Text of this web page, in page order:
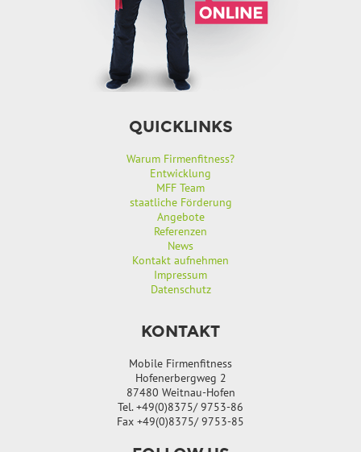
QUICKLINKS
Warum Firmenfitness?
Entwicklung
MFF Team
staatliche Förderung
Angebote
Referenzen
News
Kontakt aufnehmen
Impressum
Datenschutz
KONTAKT
Mobile Firmenfitness
Hofenerbergweg 2
87480 Weitnau-Hofen
Tel. +49(0)8375/ 9753-86
Fax +49(0)8375/ 9753-85